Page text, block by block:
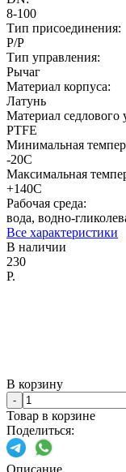
8-100
Тип присоединения:
Р/Р
Тип управления:
Рычаг
Материал корпуса:
Латунь
Материал седлового
PTFE
Минимальная
-20С
Максимальная
+140C
Рабочая среда:
вода, водно-
Все характеристики
В наличии
230
Р.
В корзину
-
Товар в корзине
Поделиться:
Описание